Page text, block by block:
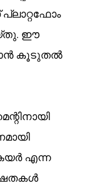
ഈ
കൂടുതൽ
എന്ന